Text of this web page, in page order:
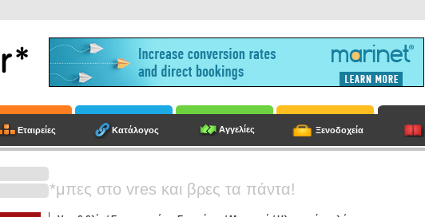
Εταιρείες Κατάλογος Αγγελίες Ξενοδοχεία
*μπες στο vres και βρες τα πάντα!